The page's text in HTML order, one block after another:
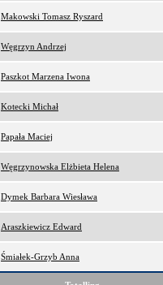
Makowski Tomasz Ryszard
Węgrzyn Andrzej
Paszkot Marzena Iwona
Kotecki Michał
Papała Maciej
Węgrzynowska Elżbieta Helena
Dymek Barbara Wiesława
Araszkiewicz Edward
Śmiałek-Grzyb Anna